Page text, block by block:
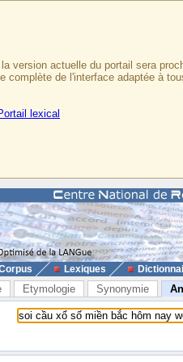
version actuelle du portail sera
complète de l'interface adaptée à
lexical
Lexiques
Etymologie Synonymie